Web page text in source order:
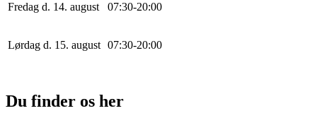
Fredag d. 14. august 07:30-20:00
Lørdag d. 15. august 07:30-20:00
Du finder os her